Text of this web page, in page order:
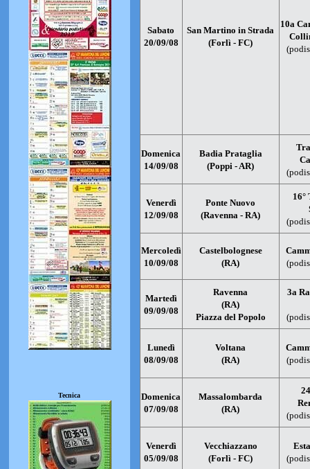
Sabato
20/09/08
San Martino in Strada
(Forlì - FC)
10a
Domenica
14/09/08
Badia Prataglia
(Poppi - AR)
Venerdì
12/09/08
Ponte Nuovo
(Ravenna - RA)
16°
Mercoledì
10/09/08
Castelbolognese
(RA)
Martedì
09/09/08
Ravenna
(RA)
Piazza del Popolo
3a
Lunedì
08/09/08
Voltana
(RA)
Domenica
07/09/08
Massalombarda
(RA)
Venerdì
05/09/08
Vecchiazzano
(Forlì - FC)
Tecnica